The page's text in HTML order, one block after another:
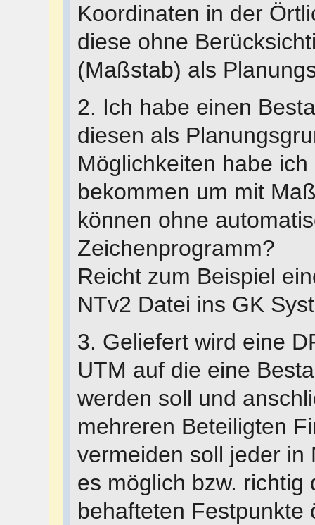
Koordinaten in der
diese ohne
(Maßstab) als
2. Ich habe einen
diesen als
Möglichkeiten habe
bekommen um mit
können ohne
Zeichenprogramm?
Reicht zum Beispiel
NTv2 Datei ins GK
3. Geliefert wird eine
UTM auf die eine
werden soll und
mehreren Beteiligten
vermeiden soll jeder
es möglich bzw. richtig
behafteten Festpunkte